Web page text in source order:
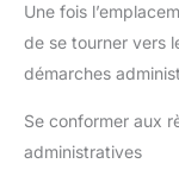
Une fois
de se tourner vers
démarches
Se conformer aux
administratives